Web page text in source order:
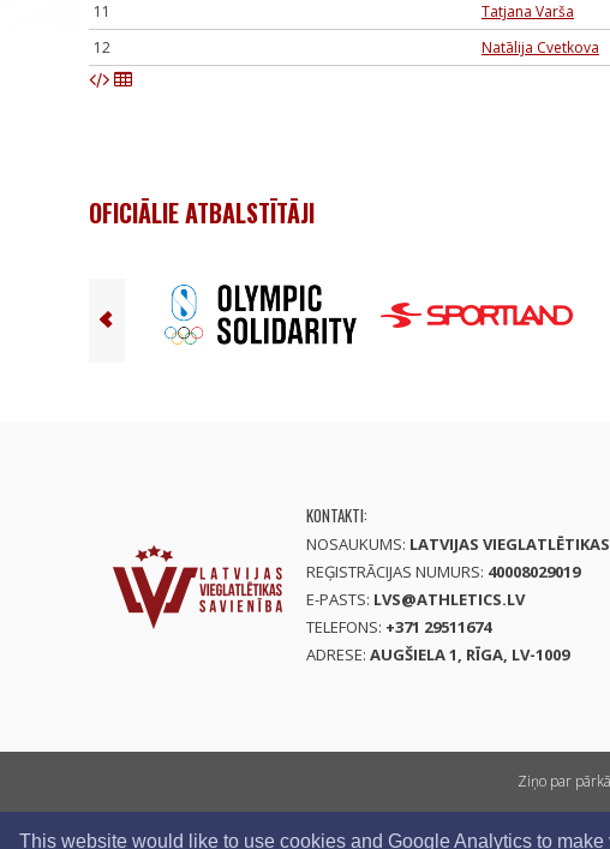
This website would like to use cookies and Google Analytics to make
11
Tatjana Varša
12
Natālija Cvetkova
OFICIĀLIE ATBALSTĪTĀJI
KONTAKTI:
NOSAUKUMS: LATVIJAS
REĢISTRĀCIJAS NUMURS: 40008029019
E-PASTS: LVS@ATHLETICS.LV
TELEFONS: +371 29511674
ADRESE: AUGŠIELA 1, RĪGA, LV-1009
Ziņo par
Visas